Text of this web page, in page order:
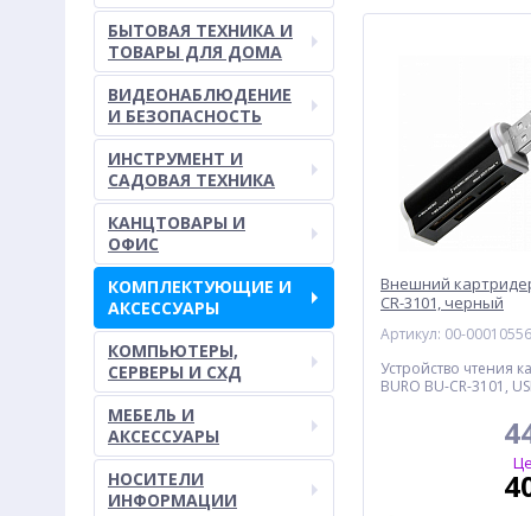
БЫТОВАЯ ТЕХНИКА И
ТОВАРЫ ДЛЯ ДОМА
ВИДЕОНАБЛЮДЕНИЕ
И БЕЗОПАСНОСТЬ
ИНСТРУМЕНТ И
САДОВАЯ ТЕХНИКА
КАНЦТОВАРЫ И
ОФИС
КОМПЛЕКТУЮЩИЕ И
АКСЕССУАРЫ
КОМПЬЮТЕРЫ,
СЕРВЕРЫ И СХД
МЕБЕЛЬ И
АКСЕССУАРЫ
НОСИТЕЛИ
ИНФОРМАЦИИ
Внешний
CR-3101, черный
Артикул: 00-00010556
Устройство чтения
BURO BU-CR-3101,